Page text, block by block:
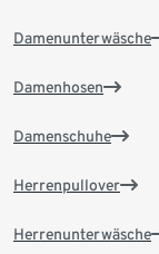
Damenunterwäsche
Damenhosen
Damenschuhe
Herrenpullover
Herrenunterwäsche